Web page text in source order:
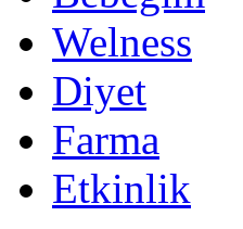
Welness
Diyet
Farma
Etkinlik